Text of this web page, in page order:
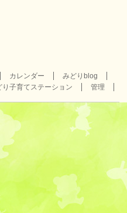
カレンダー
みどりblog
り子育てステーション 管理